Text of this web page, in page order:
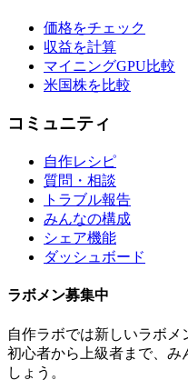
価格をチェック
収益を計算
マイニングGPU比較
米国株を比較
コミュニティ
自作レシピ
質問・相談
トラブル報告
みんなの構成
シェア機能
ダッシュボード
ラボメン募集中
自作ラボでは新しいラボメ
初心者から上級者まで、み
しょう。